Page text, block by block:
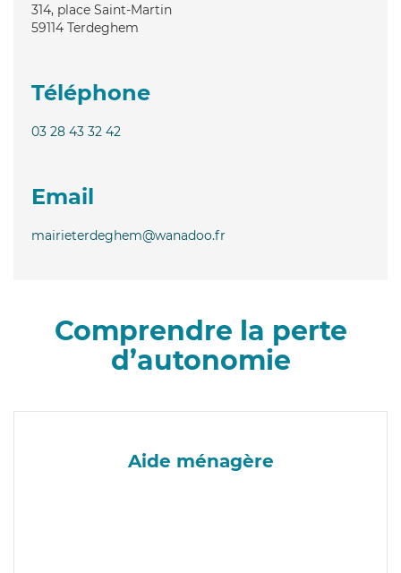
314, place Saint-Martin
59114 Terdeghem
Téléphone
03 28 43 32 42
Email
mairieterdeghem@wanadoo.fr
Comprendre la perte
d’autonomie
Aide ménagère